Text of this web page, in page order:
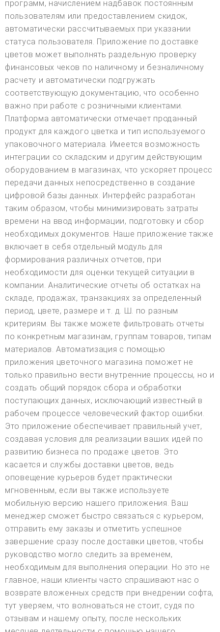
программ, начислением надбавок постоянным
пользователям или предоставлением скидок,
автоматически рассчитываемых при указании
статуса пользователя. Приложение по доставке
цветов может выполнять раздельную проверку
финансовых чеков по наличному и безналичному
расчету и автоматически подгружать
соответствующую документацию, что особенно
важно при работе с розничными клиентами.
Платформа автоматически отмечает проданный
продукт для каждого цветка и тип используемого
упаковочного материала. Имеется возможность
интеграции со складским и другим действующим
оборудованием в магазинах, что ускоряет процесс
передачи данных непосредственно в создание
цифровой базы данных. Интерфейс разработан
таким образом, чтобы минимизировать затраты
времени на ввод информации, подготовку и сбор
необходимых документов. Наше приложение также
включает в себя отдельный модуль для
формирования различных отчетов, при
необходимости для оценки текущей ситуации в
компании. Аналитические отчеты об остатках на
складе, продажах, транзакциях за определенный
период, цвете, размере и т. д. Ш. по разным
критериям. Вы также можете фильтровать отчеты
по конкретным магазинам, группам товаров, типам
материалов. Автоматизация с помощью
приложения цветочного магазина поможет не
только правильно вести внутренние процессы, но и
создать общий порядок сбора и обработки
поступающих данных, исключающий известный в
рабочем процессе человеческий фактор ошибки.
Это приложение обеспечивает правильный учет,
создавая условия для реализации ваших идей по
развитию бизнеса по продаже цветов. Это
касается и службы доставки цветов, ведь
оповещение курьеров будет практически
мгновенным, если вы также используете
мобильную версию нашего приложения. Ваш
менеджер сможет быстро связаться с курьером,
отправить ему заказы и отметить успешное
завершение сразу после доставки цветов, чтобы
руководство могло следить за временем,
необходимым для выполнения операции. Но это не
главное, наши клиенты часто спрашивают нас о
возврате вложенных средств при внедрении софта,
тут уверяем, что волноваться не стоит, судя по
отзывам и нашему опыту, после нескольких